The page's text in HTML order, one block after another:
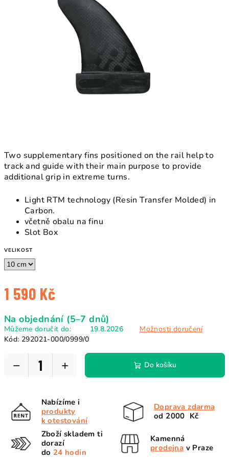
Two supplementary fins positioned on the rail help to
track and guide with their main purpose to provide
additional grip in extreme turns.
Light RTM technology (Resin Transfer Molded) in
Carbon.
včetně obalu na finu
Slot Box
VELIKOST
1 590 Kč
cena:
Na objednání (5–7 dnů)
Můžeme doručit do: 19.8.2026
Možnosti doručení
Kód: 292021-000/0999/0
+
− Do košíku
Nabízíme i
produkty
k otestování
Doprava zdarma
od 2000 Kč
Zboží skladem ti
dorazí
do 24 hodin
Kamenná
prodejna v Praze